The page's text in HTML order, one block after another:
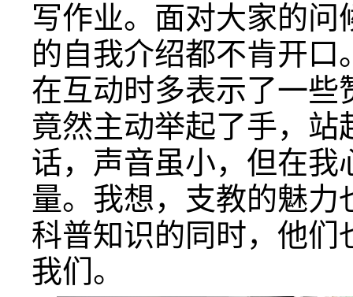
写作业。面对大家的
的自我介绍都不肯开
在互动时多表示了一些
竟然主动举起了手，
话，声音虽小，但在我
量。我想，支教的魅力
科普知识的同时，他们
我们。